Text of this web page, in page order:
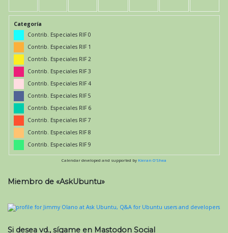
Categoría
Contrib. Especiales RIF 0
Contrib. Especiales RIF 1
Contrib. Especiales RIF 2
Contrib. Especiales RIF 3
Contrib. Especiales RIF 4
Contrib. Especiales RIF 5
Contrib. Especiales RIF 6
Contrib. Especiales RIF 7
Contrib. Especiales RIF 8
Contrib. Especiales RIF 9
Calendar developed and supported by Kieran O'Shea
Miembro de «AskUbuntu»
Si desea vd., sígame en Mastodon Social